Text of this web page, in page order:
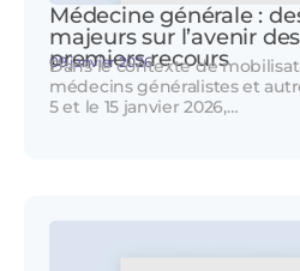
Médecine générale :
majeurs sur l’avenir
premiers recours
09 janvier 2026
Dans le contexte de
médecins généralistes et
5 et le 15 janvier 2026,…